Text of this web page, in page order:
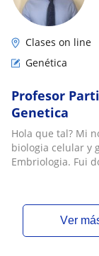
Clases on line
Genética
Profesor
Genetica
Hola que tal? Mi
biologia celular y
Embriologia. Fui
ver